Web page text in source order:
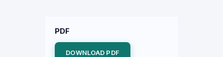
PDF
DOWNLOAD PDF